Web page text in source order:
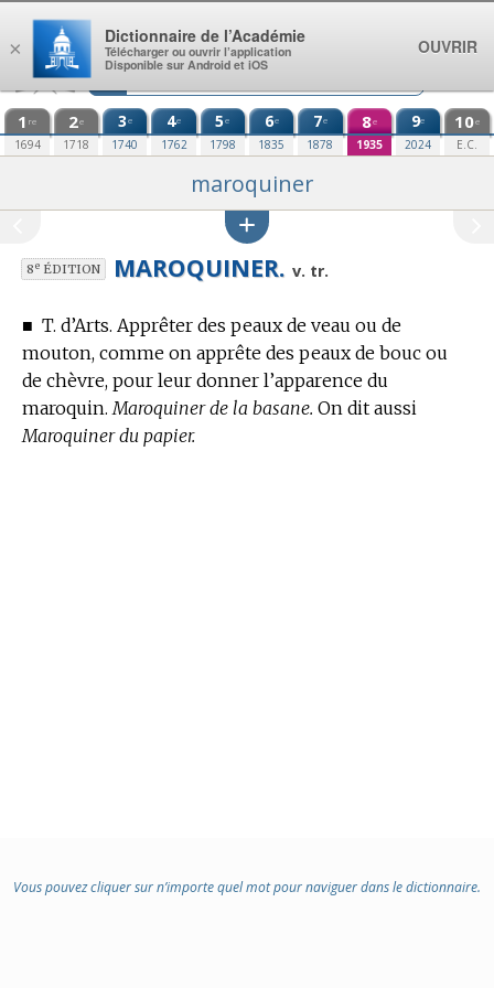
Aller au contenu
1 re
1694
2e
1718
3e
1740
4e
1762
5e
1798
6e
1835
7e
1878
8e
1935
9e
2024
10e
E.C.
maroquiner
8eÉDITION MAROQUINER. v. tr.
■ T. d’Arts. Apprêter des peaux de veau ou de
mouton, comme on apprête des peaux de bouc ou
de chèvre, pour leur donner l’apparence du
maroquin. Maroquiner de la basane. On dit aussi
Maroquiner du papier.
Vous pouvez cliquer sur n’importe quel mot pour naviguer dans le dictionnaire.
×
Dictionnaire de l’Académie
Télécharger ou ouvrir l’application
Disponible sur Android et iOS
OUVRIR